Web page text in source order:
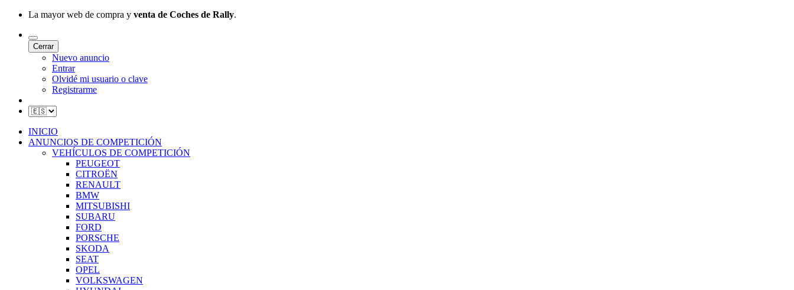
La mayor web de compra y venta de Coches de Rally.
Cerrar
Nuevo anuncio
Entrar
Olvidé mi usuario o clave
Registrarme
INICIO
ANUNCIOS DE COMPETICIÓN
VEHÍCULOS DE COMPETICIÓN
PEUGEOT
CITROËN
RENAULT
BMW
MITSUBISHI
SUBARU
FORD
PORSCHE
SKODA
SEAT
OPEL
VOLKSWAGEN